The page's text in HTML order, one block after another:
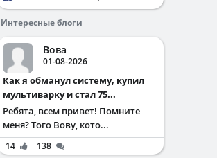
Интересные блоги
Вова
01-08-2026
Как я обманул систему, купил
мультиварку и стал 75...
Ребята, всем привет! Помните
меня? Того Вову, кото...
14 138